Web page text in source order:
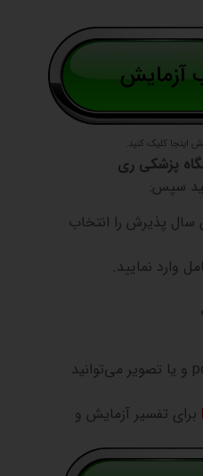
اینجا کلیک کنید.
پزشکی ری
سپس:
پذیرش را انتخاب
وارد نمایید.
جواب آزمایش را بصورت فایل pdf و یا تصویر می‌توانید
برای تفسیر آزمایش و